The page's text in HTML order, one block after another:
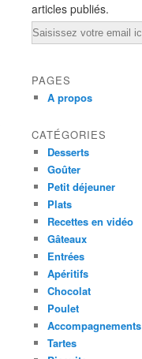
articles publiés.
Email
PAGES
A propos
CATÉGORIES
Desserts
Goûter
Petit déjeuner
Plats
Recettes en vidéo
Gâteaux
Entrées
Apéritifs
Chocolat
Poulet
Accompagnements
Tartes